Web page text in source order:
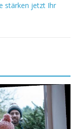
stärken jetzt Ihr